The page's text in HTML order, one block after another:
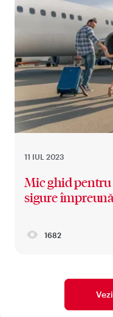
11 IUL 2023
Mic ghid
sigure
1682